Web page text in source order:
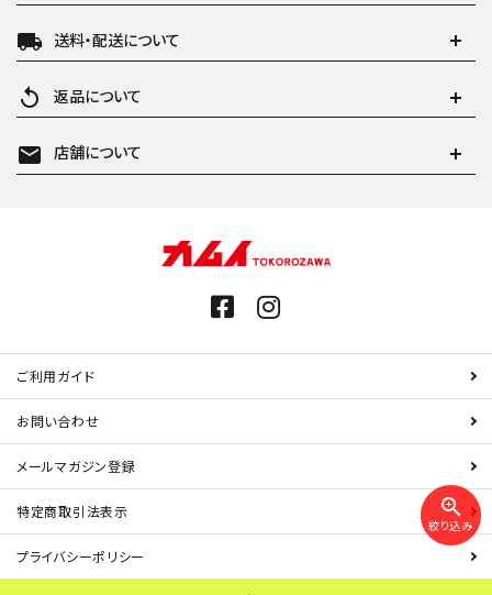
zoom_in
絞り込み
local_shipping 送料・配送について
replay 返品について
mail 店舗について
ご利用ガイド
お問い合わせ
メールマガジン登録
特定商取引法表示
プライバシーポリシー